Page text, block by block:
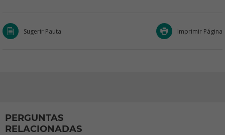
Sugerir Pauta Imprimir Página
PERGUNTAS
RELACIONADAS